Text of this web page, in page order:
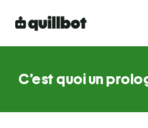
C’est quoi un